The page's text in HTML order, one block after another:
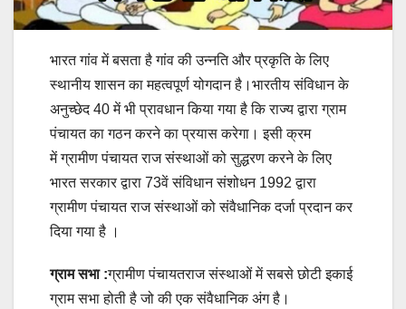
भारत गांव में बसता है गांव की उन्नति और प्रकृति के लिए
स्थानीय शासन का महत्वपूर्ण योगदान है।भारतीय संविधान के
अनुच्छेद 40 में भी प्रावधान किया गया है कि राज्य द्वारा ग्राम
पंचायत का गठन करने का प्रयास करेगा। इसी क्रम
में ग्रामीण पंचायत राज संस्थाओं को सुद्धरण करने के लिए
भारत सरकार द्वारा 73वें संविधान संशोधन 1992 द्वारा
ग्रामीण पंचायत राज संस्थाओं को संवैधानिक दर्जा प्रदान कर
दिया गया है ।
ग्राम सभा :ग्रामीण पंचायतराज संस्थाओं में सबसे छोटी इकाई
ग्राम सभा होती है जो की एक संवैधानिक अंग है।